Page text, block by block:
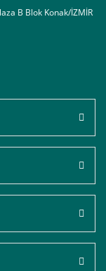
B Blok Konak/İZMİR